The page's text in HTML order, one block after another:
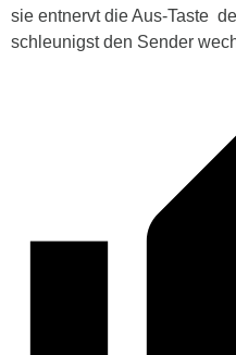
sie entnervt die Aus-Taste
schleunigst den Sender